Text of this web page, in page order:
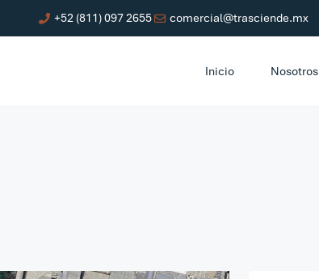
+52 (811) 097 2655 comercial@trasciende.mx
Inicio Nosotros